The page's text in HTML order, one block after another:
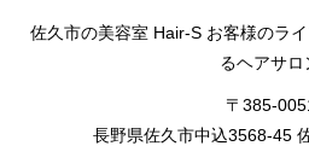
佐久市の美容室 Hair-S お客様のラ
るヘアサロ
〒385-
長野県佐久市中込3568-45